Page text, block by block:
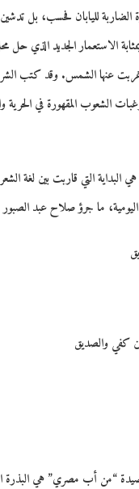
الضاربة لليابان فحسب، بل
الاستعمار الجديد الذي حل
غربت عنها الشمس. وقد كتب
الشعوب المقهورة في
التي قاربت بين لغة
اليومية،‮ ‬ما جرؤ صلاح عبد
كفي والصديق
“من أب مصري” هي البذرة